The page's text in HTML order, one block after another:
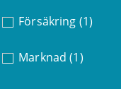
Försäkring (1)
Marknad (1)